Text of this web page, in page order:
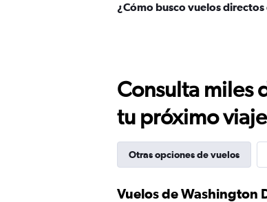
¿Cómo busco vuelos
Consulta miles
tu próximo viaje
Otras opciones de vuelos
Vuelos de Washington